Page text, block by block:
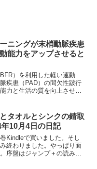
ニングが末梢動脈疾患
能力をアップさせると
）を利用した軽い運動
疾患（PAD）の間欠性跛行
力と生活の質を向上させる
とタオルとシンクの錆取
年10月4日の日記
Kindleで買いました。そし
終わりました。やっぱり面
序盤はジャンプ＋の読み放